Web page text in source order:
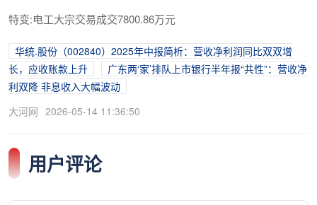
特变:电工大宗交易成交7800.86万元
华统.股份（002840）2025年中报简析：营收净利润同比双双增
长，应收账款上升
广东两‘家’排队上市银行半年报“共性”：营收净
利双降 非息收入大幅波动
大河网 2026-05-14 11:36:50
用户评论